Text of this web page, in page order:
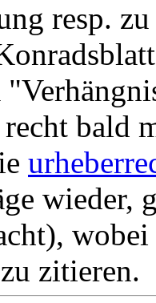
resp.
bald
wieder,
zitieren.